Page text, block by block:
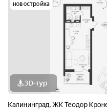
новостройка
3D-тур
Калининград,ЖК Теодор